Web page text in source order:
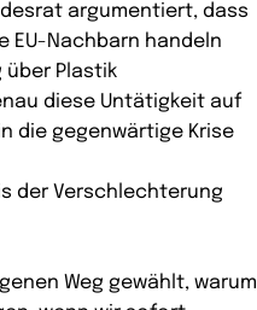
argumentiert, dass
EU-Nachbarn handeln
über Plastik
diese Untätigkeit auf
die gegenwärtige Krise
der Verschlechterung
Weg gewählt, warum